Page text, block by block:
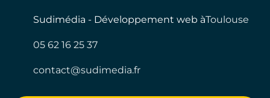
Sudimédia - Développement web àToulouse
05 62 16 25 37
contact@sudimedia.fr